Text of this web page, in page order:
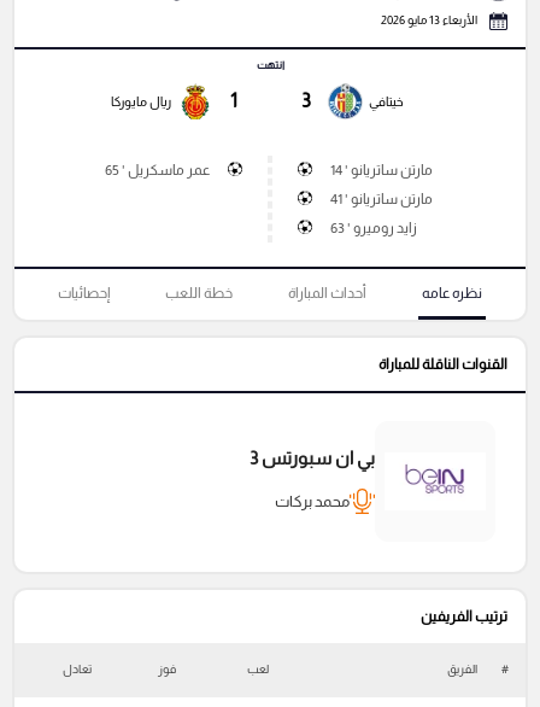
الأربعاء 13 مايو 2026
خيتافي 3
انتهت
1 ريال مايوركا
مارتن ساتريانو ' 14
مارتن ساتريانو ' 41
زايد روميرو ' 63
عمر ماسكريل ' 65
نظره عامه أحداث المباراة خطة اللعب إحصائيات
القنوات الناقلة للمباراة
بي ان سبورتس 3
محمد بركات
ترتيب الفريفين
# الفريق لعب فوز تعادل